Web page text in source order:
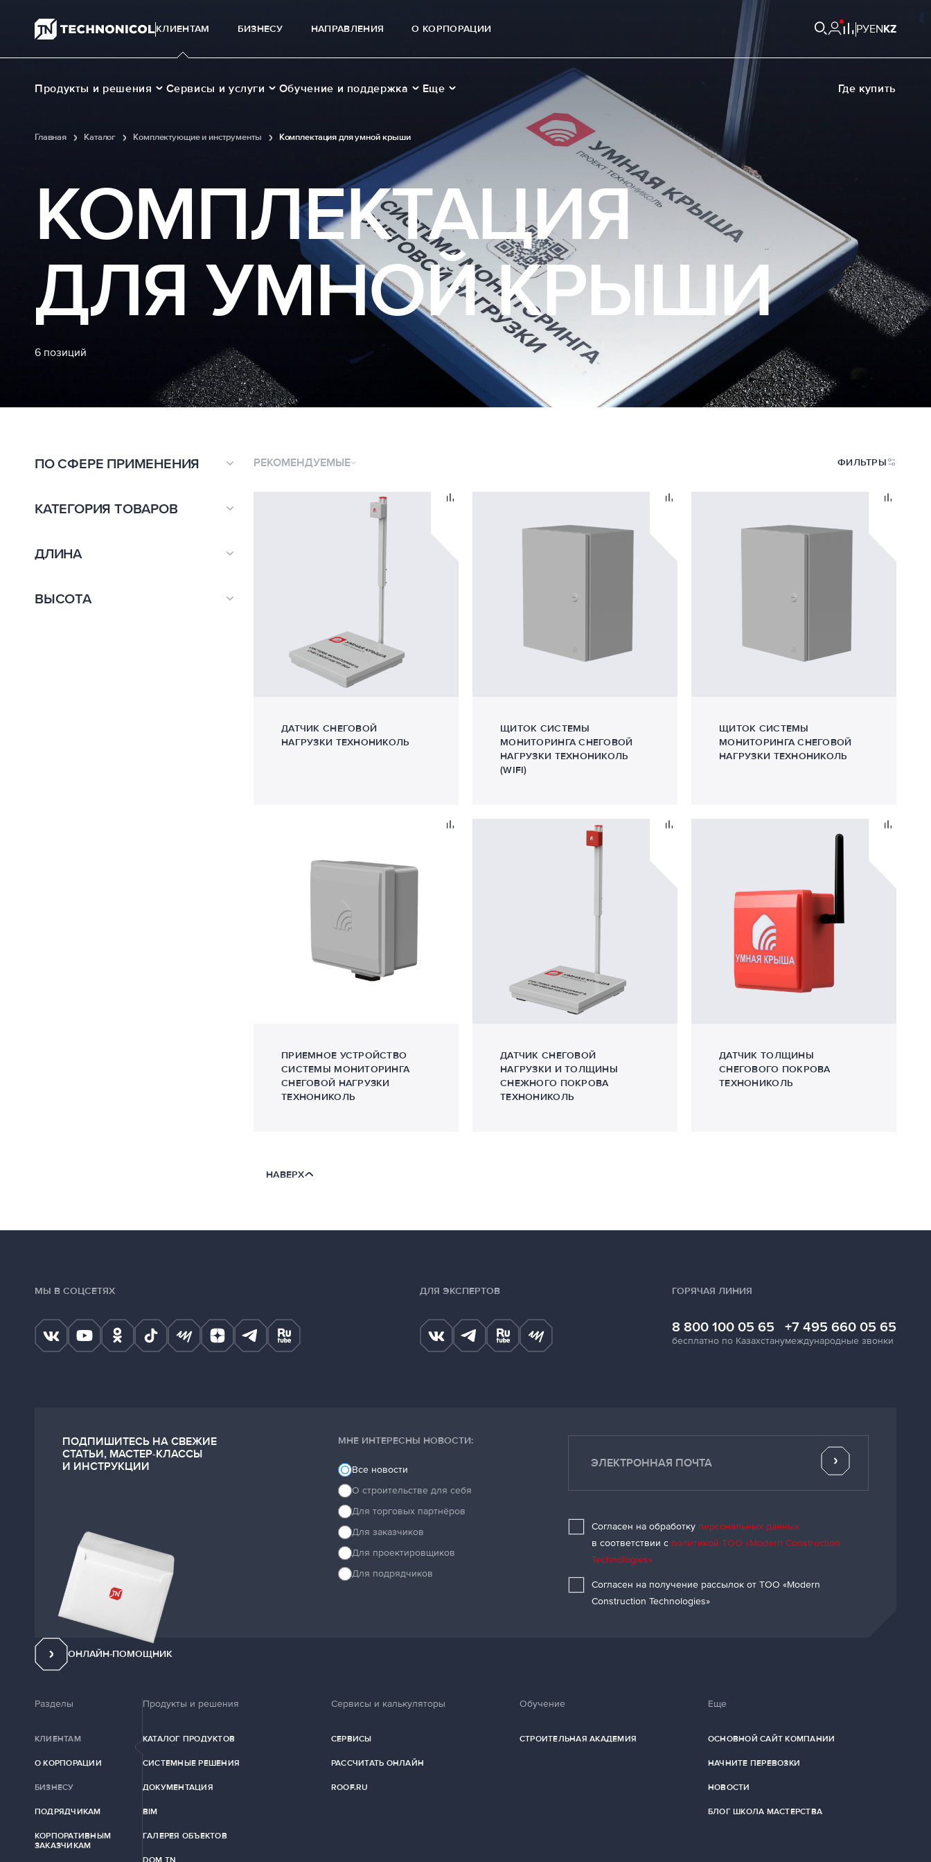
КЛИЕНТАМ БИЗНЕСУ НАПРАВЛЕНИЯ О КОРПОРАЦИИ РУENKZ
Продукты и решения Сервисы и услуги Обучение и поддержка Еще Где купить
Главная Каталог Комплектующие и инструменты Комплектация для умной крыши
КОМПЛЕКТАЦИЯ
ДЛЯ УМНОЙ КРЫШИ
6 позиций
ПО СФЕРЕ ПРИМЕНЕНИЯ
КАТЕГОРИЯ ТОВАРОВ
ДЛИНА
ВЫСОТА
РЕКОМЕНДУЕМЫЕ ФИЛЬТРЫ
ДАТЧИК СНЕГОВОЙ
НАГРУЗКИ ТЕХНОНИКОЛЬ
ЩИТОК СИСТЕМЫ
МОНИТОРИНГА СНЕГОВОЙ
НАГРУЗКИ ТЕХНОНИКОЛЬ
(WIFI)
ЩИТОК СИСТЕМЫ
МОНИТОРИНГА СНЕГОВОЙ
НАГРУЗКИ ТЕХНОНИКОЛЬ
ПРИЕМНОЕ УСТРОЙСТВО
СИСТЕМЫ МОНИТОРИНГА
СНЕГОВОЙ НАГРУЗКИ
ТЕХНОНИКОЛЬ
ДАТЧИК СНЕГОВОЙ
НАГРУЗКИ И ТОЛЩИНЫ
СНЕЖНОГО ПОКРОВА
ТЕХНОНИКОЛЬ
ДАТЧИК ТОЛЩИНЫ
СНЕГОВОГО ПОКРОВА
ТЕХНОНИКОЛЬ
НАВЕРХ
МЫ В СОЦСЕТЯХ ДЛЯ ЭКСПЕРТОВ ГОРЯЧАЯ ЛИНИЯ
8 800 100 05 65
бесплатно по Казахстану
+7 495 660 05 65
международные звонки
ПОДПИШИТЕСЬ НА СВЕЖИЕ
СТАТЬИ, МАСТЕР-КЛАССЫ
И ИНСТРУКЦИИ
МНЕ ИНТЕРЕСНЫ НОВОСТИ:
Все новости
О строительстве для себя
Для торговых партнёров
Для заказчиков
Для проектировщиков
Для подрядчиков
Согласен на обработку персональных данных
в соответствии с политикой ТОО «Modern Construction
Technologies»
Согласен на получение рассылок от ТОО «Modern
Construction Technologies»
ОНЛАЙН-ПОМОЩНИК
Разделы
КЛИЕНТАМ
О КОРПОРАЦИИ
БИЗНЕСУ
ПОДРЯДЧИКАМ
КОРПОРАТИВНЫМ
ЗАКАЗЧИКАМ
Продукты и решения
КАТАЛОГ ПРОДУКТОВ
СИСТЕМНЫЕ РЕШЕНИЯ
ДОКУМЕНТАЦИЯ
BIM
ГАЛЕРЕЯ ОБЪЕКТОВ
Сервисы и калькуляторы
СЕРВИСЫ
РАССЧИТАТЬ ОНЛАЙН
ROOF.RU
Обучение
СТРОИТЕЛЬНАЯ АКАДЕМИЯ
Еще
ОСНОВНОЙ САЙТ КОМПАНИИ
НАЧНИТЕ ПЕРЕВОЗКИ
НОВОСТИ
БЛОГ ШКОЛА МАСТЕРСТВА